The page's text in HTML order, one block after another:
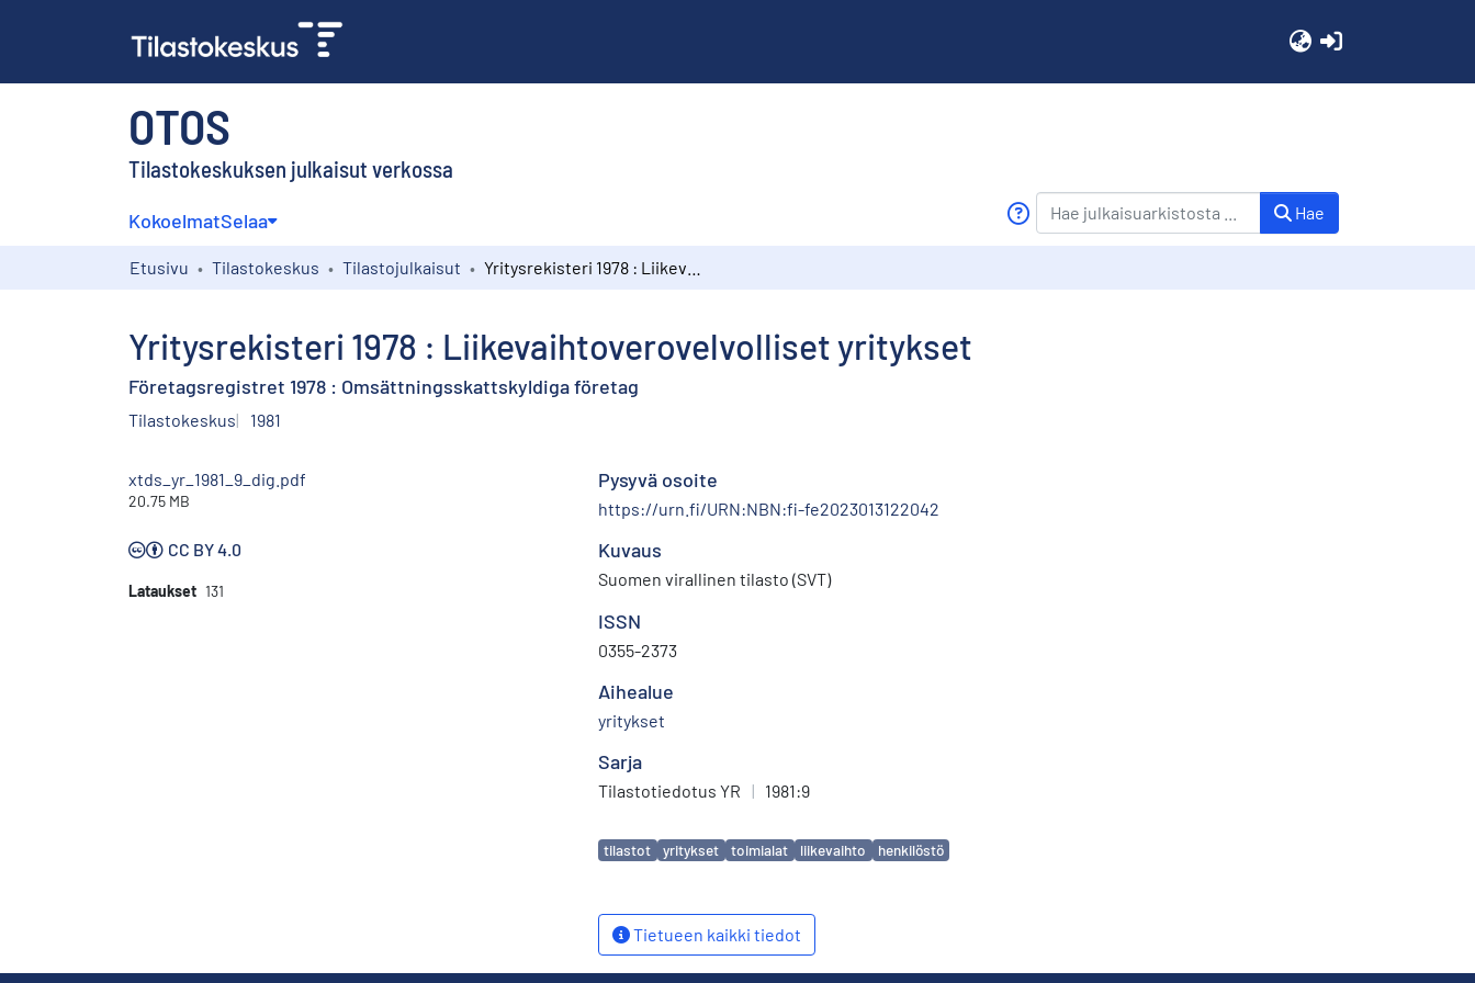
OTOS
Tilastokeskuksen julkaisut verkossa
KokoelmatSelaa Hae
Etusivu Tilastokeskus Tilastojulkaisut
Yritysrekisteri 1978 : Liikevaihtoverovelvolliset yritykset
Företagsregistret 1978 : Omsättningsskattskyldiga företag
Tilastokeskus 1981
xtds_yr_1981_9_dig.pdf
20.75 MB
CC BY 4.0
Lataukset 131
Pysyvä osoite
https://urn.fi/URN:NBN:fi-fe2023013122042
Kuvaus
Suomen virallinen tilasto (SVT)
ISSN
0355-2373
Aihealue
yritykset
Sarja
Tilastotiedotus YR | 1981:9
Avainsanat
tilastot yritykset toimialat liikevaihto henkilöstö
Tietueen kaikki tiedot